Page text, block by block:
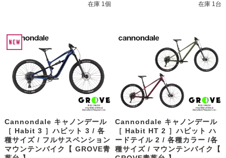
在庫 1個 在庫 1台
Cannondale キャノンデール
［ Habit 3 ］ハビット 3 / 各
種サイズ / フルサスペンション
マウンテンバイク【 GROVE青
Cannondale キャノンデール
［ Habit HT 2 ］ハビット ハ
ードテイル 2 / 各種カラー /各
種サイズ / マウンテンバイク【